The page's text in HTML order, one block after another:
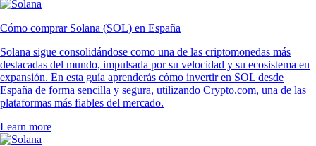
Cómo comprar Solana (SOL) en España
Solana sigue consolidándose como una de las criptomonedas más
destacadas del mundo, impulsada por su velocidad y su ecosistema en
expansión. En esta guía aprenderás cómo invertir en SOL desde
España de forma sencilla y segura, utilizando Crypto.com, una de las
plataformas más fiables del mercado.
Learn more